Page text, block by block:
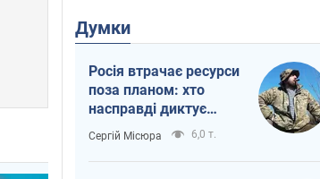
Думки
Росія втрачає ресурси
поза планом: хто
насправді диктує
темп війни
Сергій Місюра 6,0 т.